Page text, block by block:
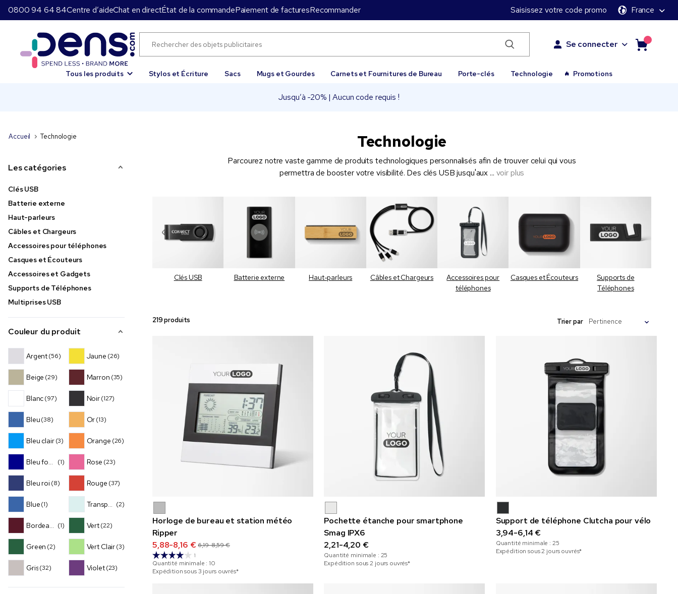
0800 94 64 84Centre d’aideChat en directÉtat de la commandePaiement de facturesRecommander Saisissez votre code promo France
Se connecter
Tous les produits Stylos et Écriture Sacs Mugs et Gourdes Carnets et Fournitures de Bureau Porte-clés Technologie Promotions
Jusqu’à -20% | Aucun code requis !
Accueil Technologie
Les catégories
Clés USB
Batterie externe
Haut-parleurs
Câbles et Chargeurs
Accessoires pour téléphones
Casques et Écouteurs
Accessoires et Gadgets
Supports de Téléphones
Multiprises USB
Couleur du produit
Argent(56)
Beige (29)
Blanc(97)
Bleu(38)
Bleu clair (3)
Bleu foncé(1)
Bleu roi (8)
Blue(1)
Bordeaux (1)
Green (2)
Gris(32)
Jaune (26)
Marron (35)
Noir(127)
Or(13)
Orange (26)
Rose (23)
Rouge (37)
Transparent
(2)
Vert(22)
Vert Clair(3)
Violet (23)
Technologie
Parcourez notre vaste gamme de produits technologiques personnalisés afin de trouver celui qui vous
permettra de booster votre visibilité. Des clés USB jusqu'aux ... voir plus
Clés USB Batterie externe Haut-parleurs Câbles et Chargeurs
Accessoires pour
téléphones
Casques et Écouteurs
Supports de
Téléphones
219 produits Trier par
Horloge de bureau et station météo
Ripper
5,88-8,16 € 6,19-8,59 €
1
Quantité minimale : 10
Expédition sous 3 jours ouvrés*
Pochette étanche pour smartphone
Smag IPX6
2,21-4,20 €
Quantité minimale : 25
Expédition sous 2 jours ouvrés*
Support de téléphone Clutcha pour vélo
3,94-6,14 €
Quantité minimale : 25
Expédition sous 2 jours ouvrés*